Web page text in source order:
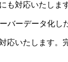
も対応いたします
バーデータ化
応いたします。